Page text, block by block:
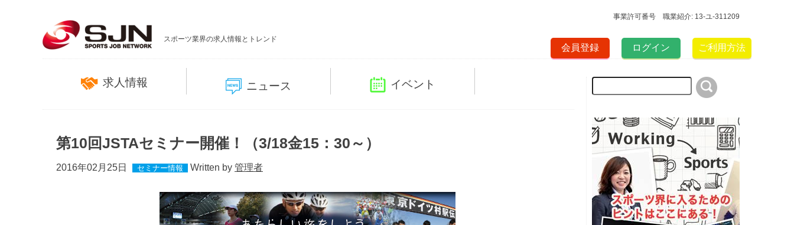
事業許可番号 職業紹介: 13-ユ-311209
スポーツ業界の求人情報とトレンド
会員登録 ログイン ご利用方法
求人情報 ニュース イベント
第10回JSTAセミナー開催！（3/18金15：30～）
2016年02月25日 セミナー情報 Written by 管理者